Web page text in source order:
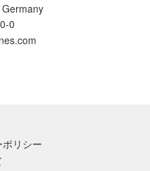
0
リシー